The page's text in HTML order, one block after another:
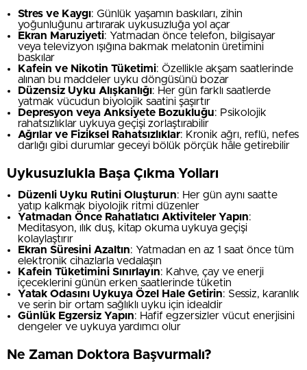
Stres ve Kaygı: Günlük yaşamın baskıları, zihin
yoğunluğunu artırarak uykusuzluğa yol açar
Ekran Maruziyeti: Yatmadan önce telefon, bilgisayar
veya televizyon ışığına bakmak melatonin üretimini
baskılar
Kafein ve Nikotin Tüketimi: Özellikle akşam saatlerinde
alınan bu maddeler uyku döngüsünü bozar
Düzensiz Uyku Alışkanlığı: Her gün farklı saatlerde
yatmak vücudun biyolojik saatini şaşırtır
Depresyon veya Anksiyete Bozukluğu: Psikolojik
rahatsızlıklar uykuya geçişi zorlaştırabilir
Ağrılar ve Fiziksel Rahatsızlıklar: Kronik ağrı, reflü, nefes
darlığı gibi durumlar geceyi bölük pörçük hâle getirebilir
Uykusuzlukla Başa Çıkma Yolları
Düzenli Uyku Rutini Oluşturun: Her gün aynı saatte
yatıp kalkmak biyolojik ritmi düzenler
Yatmadan Önce Rahatlatıcı Aktiviteler Yapın:
Meditasyon, ılık duş, kitap okuma uykuya geçişi
kolaylaştırır
Ekran Süresini Azaltın: Yatmadan en az 1 saat önce tüm
elektronik cihazlarla vedalaşın
Kafein Tüketimini Sınırlayın: Kahve, çay ve enerji
içeceklerini günün erken saatlerinde tüketin
Yatak Odasını Uykuya Özel Hale Getirin: Sessiz, karanlık
ve serin bir ortam sağlıklı uyku için idealdir
Günlük Egzersiz Yapın: Hafif egzersizler vücut enerjisini
dengeler ve uykuya yardımcı olur
Ne Zaman Doktora Başvurmalı?